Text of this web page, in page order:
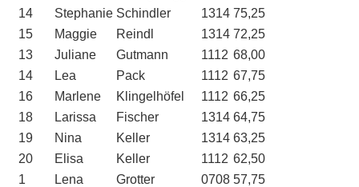
14
Stephanie Schindler 1314 75,25
15
Maggie Reindl 1314 72,25
13
Juliane Gutmann 1112 68,00
14
Lea Pack 1112 67,75
16
Marlene Klingelhöfel 1112 66,25
18
Larissa Fischer 1314 64,75
19
Nina Keller 1314 63,25
20
Elisa Keller 1112 62,50
1
Lena Grotter 0708 57,75